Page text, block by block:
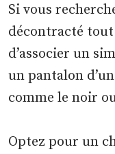
Si vous
décontracté tout
d’associer un
un pantalon
comme le noir
Optez pour un